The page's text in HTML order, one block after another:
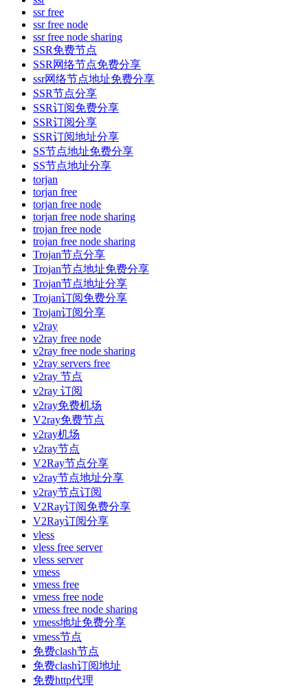
ssr free
ssr free node
ssr free node sharing
SSR免费节点
SSR网络节点免费分享
ssr网络节点地址免费分享
SSR节点分享
SSR订阅免费分享
SSR订阅分享
SSR订阅地址分享
SS节点地址免费分享
SS节点地址分享
torjan
torjan free
torjan free node
torjan free node sharing
trojan free node
trojan free node sharing
Trojan节点分享
Trojan节点地址免费分享
Trojan节点地址分享
Trojan订阅免费分享
Trojan订阅分享
v2ray
v2ray free node
v2ray free node sharing
v2ray servers free
v2ray 节点
v2ray 订阅
v2ray免费机场
V2ray免费节点
v2ray机场
v2ray节点
V2Ray节点分享
v2ray节点地址分享
v2ray节点订阅
V2Ray订阅免费分享
V2Ray订阅分享
vless
vless free server
vless server
vmess
vmess free
vmess free node
vmess free node sharing
vmess地址免费分享
vmess节点
免费clash节点
免费clash订阅地址
免费http代理